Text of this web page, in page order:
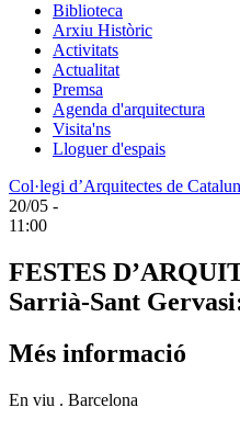
Biblioteca
Arxiu Històric
Activitats
Actualitat
Premsa
Agenda d'arquitectura
Visita'ns
Lloguer d'espais
Col·legi d’Arquitectes de
20/05 -
11:00
FESTES
Sarrià-Sant
Més informació
En viu . Barcelona